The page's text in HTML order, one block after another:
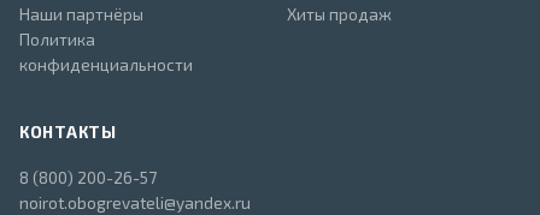
Наши партнёры
Политика
конфиденциальности
Хиты продаж
КОНТАКТЫ
8 (800) 200-26-57
noirot.obogrevateli@yandex.ru